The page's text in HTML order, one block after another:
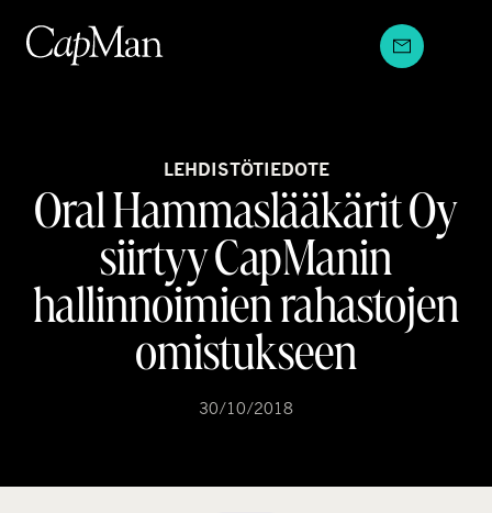
sisältöön
LEHDISTÖTIEDOTE
Oral Hammaslääkärit Oy
siirtyy CapManin
hallinnoimien rahastojen
omistukseen
30/10/2018